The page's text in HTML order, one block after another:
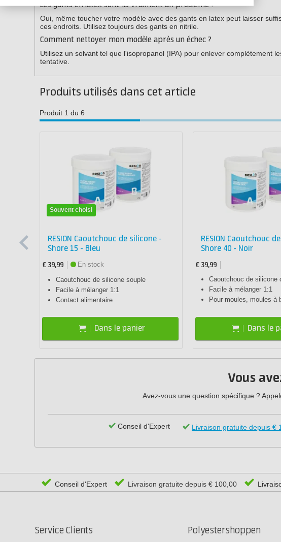
Les gants en latex sont-ils vraiment un problème ?
Oui, même toucher votre modèle avec des gants en latex peut laisser
ces endroits. Utilisez toujours des gants en nitrile.
Comment nettoyer mon modèle après un échec ?
Utilisez un solvant tel que l'isopropanol (IPA) pour enlever complètement
tentative.
Produits utilisés dans cet article
Produit 1 du 6
Souvent choisi
RESION Caoutchouc de silicone -
Shore 15 - Bleu
€ 39,99
En stock
Caoutchouc de silicone souple
Facile à mélanger 1:1
Contact alimentaire
Dans le panier
RESION Caoutchouc
Shore 40 - Noir
€ 39,99
Caoutchouc de silicone
Facile à mélanger 1:1
Pour moules, moules à
Dans le
Vous
Avez-vous une question spécifique ?
Conseil d'Expert Livraison gratuite depuis €
Conseil d'Expert Livraison gratuite depuis € 100,00
Service Clients Polyestershoppen